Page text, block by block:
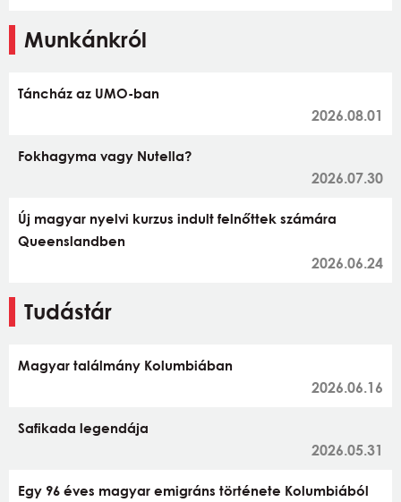
Munkánkról
Táncház az UMO-ban
2026.08.01
Fokhagyma vagy Nutella?
2026.07.30
Új magyar nyelvi kurzus indult felnőttek számára
Queenslandben
2026.06.24
Tudástár
Magyar találmány Kolumbiában
2026.06.16
Safikada legendája
2026.05.31
Egy 96 éves magyar emigráns története Kolumbiából